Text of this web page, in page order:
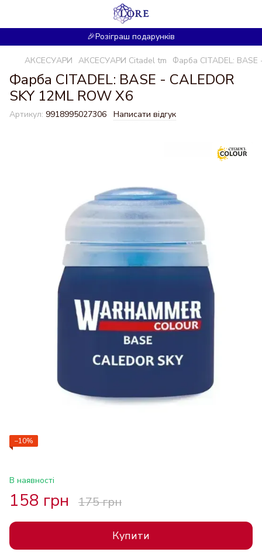
🎉Розіграш подарунків
АКСЕСУАРИ АКСЕСУАРИ Citadel tm Фарба CITADEL: BASE
Фарба CITADEL: BASE - CALEDOR
SKY 12ML ROW X6
Артикул: 9918995027306 Написати відгук
−10%
В наявності
158 грн 175 грн
Купити